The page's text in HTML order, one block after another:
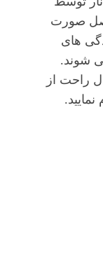
صورت
های
شوند.
راحت از